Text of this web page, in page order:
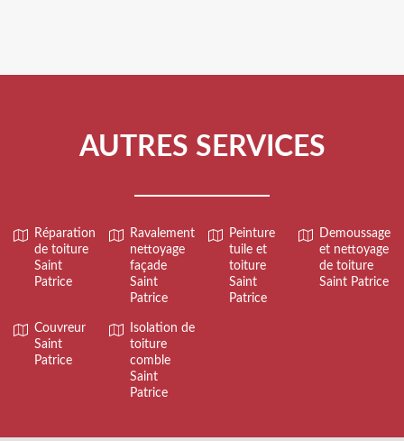
AUTRES SERVICES
Réparation
de toiture
Saint
Patrice
Ravalement
nettoyage
façade
Saint
Patrice
Peinture
tuile et
toiture
Saint
Patrice
Demoussage
et nettoyage
de toiture
Saint Patrice
Couvreur
Saint
Patrice
Isolation de
toiture
comble
Saint
Patrice